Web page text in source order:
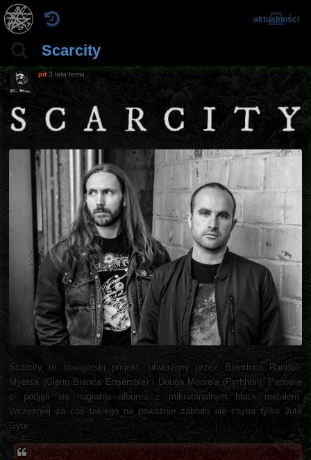
Scarcity
aktualności
pit 3 lata temu
Scarcity to nowojorski projekt, utworzony przez Brendona Randall-
Myersa (Glenn Branca Ensemble) i Douga Moore'a (Pyrhhon). Panowie
ci podjęli się nagrania albumu z mikrotonalnym black metalem.
Wcześniej za coś takiego na poważnie zabrało się chyba tylko Jute
Gyte.